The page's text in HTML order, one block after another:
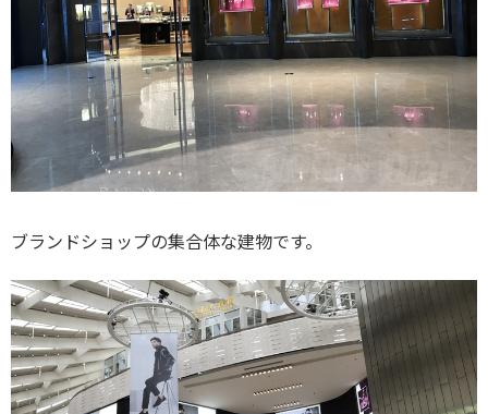
ブランドショップの集合体な建物です。